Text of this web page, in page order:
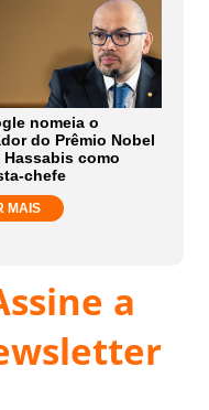
nomeia o
do Prêmio Nobel
Hassabis como
chefe
MAIS
a